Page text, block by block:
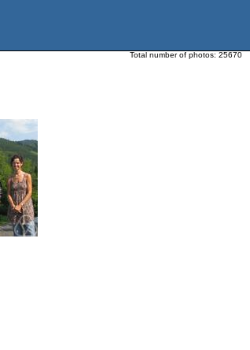
Total number of photos: 25670